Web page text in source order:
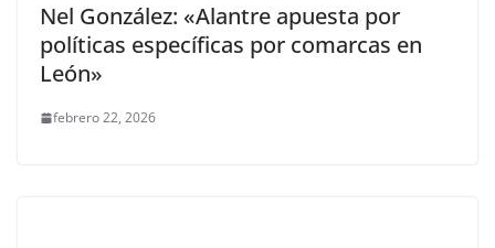
Nel González: «Alantre apuesta por
políticas específicas por comarcas en
León»
febrero 22, 2026